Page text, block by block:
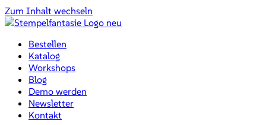
Zum Inhalt wechseln
Bestellen
Katalog
Workshops
Blog
Demo werden
Newsletter
Kontakt